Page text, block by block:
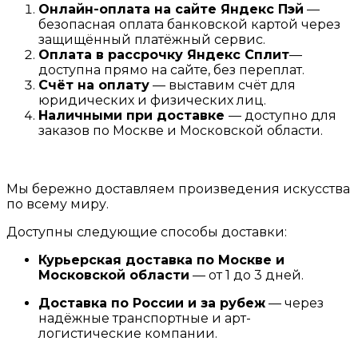
Онлайн-оплата на сайте Яндекс Пэй —
безопасная оплата банковской картой через
защищённый платёжный сервис.
Оплата в рассрочку Я ндекс Сплит—
доступна прямо на сайте, без переплат.
Счёт на оплату — выставим счёт для
юридических и физических лиц.
Наличными при доставке — доступно для
заказов по Москве и Московской области.
Мы бережно доставляем произведения искусства
по всему миру.
Доступны следующие способы доставки:
Курьерская доставка по Москве и
Московской области — от 1 до 3 дней.
Доставка по России и за рубеж — через
надёжные транспортные и арт-
логистические компании.